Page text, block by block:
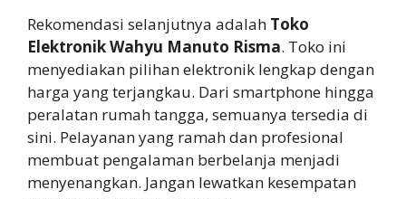
Rekomendasi selanjutnya adalah Toko
Elektronik Wahyu Manuto Risma. Toko ini
menyediakan pilihan elektronik lengkap dengan
harga yang terjangkau. Dari smartphone hingga
peralatan rumah tangga, semuanya tersedia di
sini. Pelayanan yang ramah dan profesional
membuat pengalaman berbelanja menjadi
menyenangkan. Jangan lewatkan kesempatan